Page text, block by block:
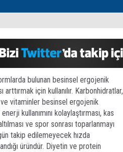
bulunan besinsel ergojenik
arttırmak için kullanılır. Karbonhidratlar,
ve vitaminler besinsel ergojenik
kullanımını kolaylaştırması, kas
ve spor sonrası toparlanmayı
takip edilemeyecek hızda
üründür. Diyetin ve protein